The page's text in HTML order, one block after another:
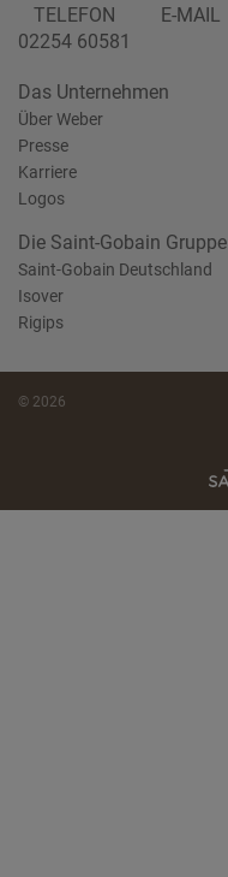
TELEFON
02254 60581
E-MAIL
Das Unternehmen
Über Weber
Presse
Karriere
Logos
Die Saint-Gobain Gruppe
Saint-Gobain Deutschland
Isover
Rigips
© 2026